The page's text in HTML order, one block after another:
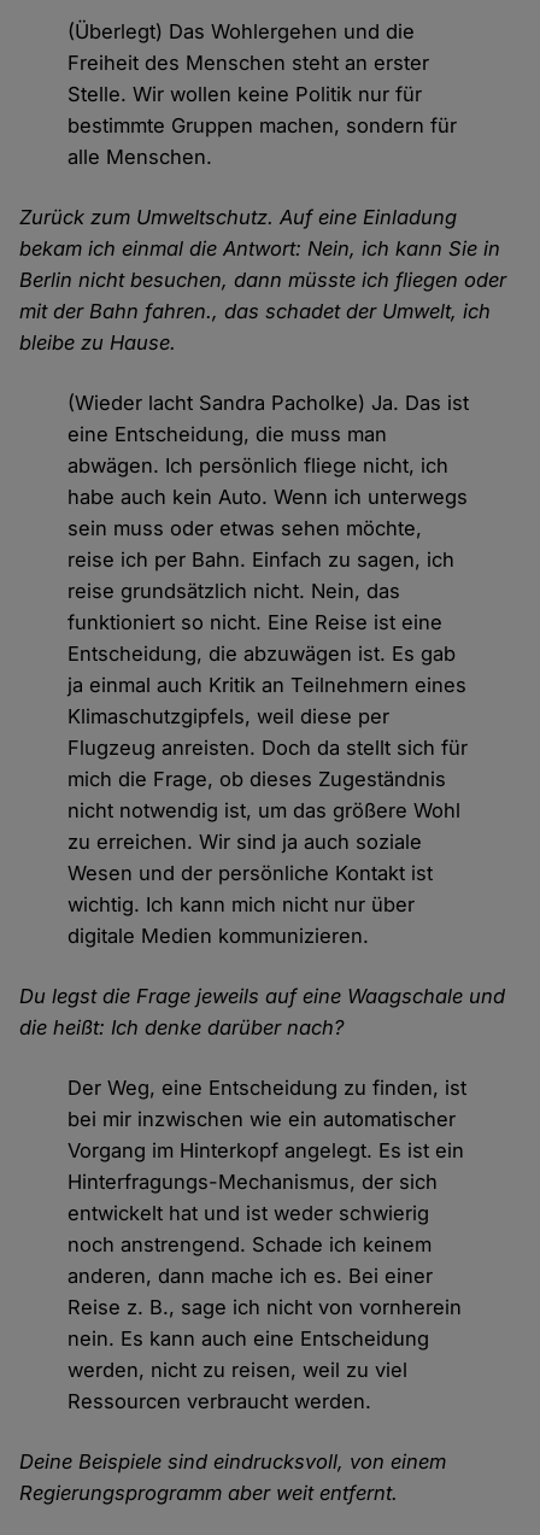
(Überlegt) Das Wohlergehen und die
Freiheit des Menschen steht an erster
Stelle. Wir wollen keine Politik nur für
bestimmte Gruppen machen, sondern für
alle Menschen.
Zurück zum Umweltschutz. Auf eine Einladung
bekam ich einmal die Antwort: Nein, ich kann Sie in
Berlin nicht besuchen, dann müsste ich fliegen oder
mit der Bahn fahren., das schadet der Umwelt, ich
bleibe zu Hause.
(Wieder lacht Sandra Pacholke) Ja. Das ist
eine Entscheidung, die muss man
abwägen. Ich persönlich fliege nicht, ich
habe auch kein Auto. Wenn ich unterwegs
sein muss oder etwas sehen möchte,
reise ich per Bahn. Einfach zu sagen, ich
reise grundsätzlich nicht. Nein, das
funktioniert so nicht. Eine Reise ist eine
Entscheidung, die abzuwägen ist. Es gab
ja einmal auch Kritik an Teilnehmern eines
Klimaschutzgipfels, weil diese per
Flugzeug anreisten. Doch da stellt sich für
mich die Frage, ob dieses Zugeständnis
nicht notwendig ist, um das größere Wohl
zu erreichen. Wir sind ja auch soziale
Wesen und der persönliche Kontakt ist
wichtig. Ich kann mich nicht nur über
digitale Medien kommunizieren.
Du legst die Frage jeweils auf eine Waagschale und
die heißt: Ich denke darüber nach?
Der Weg, eine Entscheidung zu finden, ist
bei mir inzwischen wie ein automatischer
Vorgang im Hinterkopf angelegt. Es ist ein
Hinterfragungs-Mechanismus, der sich
entwickelt hat und ist weder schwierig
noch anstrengend. Schade ich keinem
anderen, dann mache ich es. Bei einer
Reise z. B., sage ich nicht von vornherein
nein. Es kann auch eine Entscheidung
werden, nicht zu reisen, weil zu viel
Ressourcen verbraucht werden.
Deine Beispiele sind eindrucksvoll, von einem
Regierungsprogramm aber weit entfernt.